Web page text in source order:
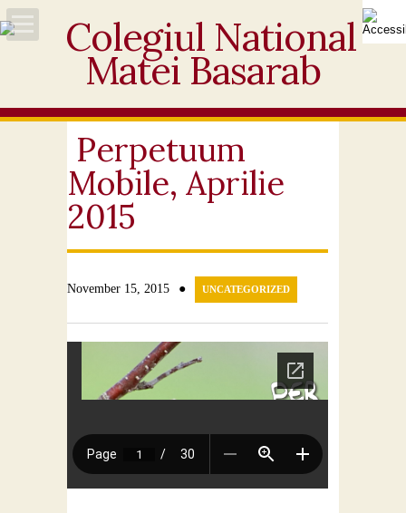
Acasă
Noutăți
Personal
Ofertă
Perpetuum
Mobile, Aprilie
2015
November 15, 2015 ● UNCATEGORIZED